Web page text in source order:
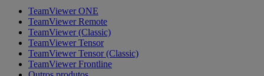
TeamViewer ONE
TeamViewer Remote
TeamViewer (Classic)
TeamViewer Tensor
TeamViewer Tensor (Classic)
TeamViewer Frontline